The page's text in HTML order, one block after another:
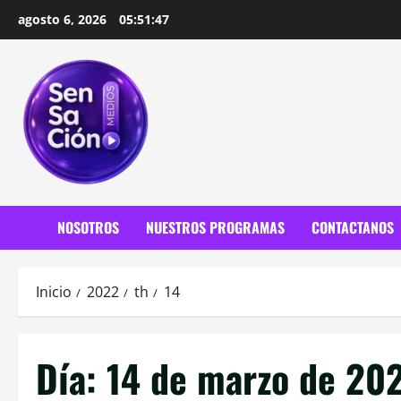
agosto 6, 2026 05:51:49
NOSOTROS NUESTROS PROGRAMAS CONTACTANOS
Inicio 2022 th 14
Día: 14 de marzo de